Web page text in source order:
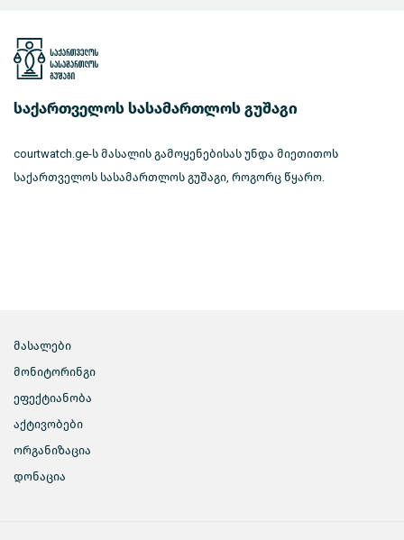
საქართველოს სასამართლოს გუშაგი
courtwatch.ge-ს მასალის გამოყენებისას უნდა მიეთითოს
საქართველოს სასამართლოს გუშაგი, როგორც წყარო.
მასალები
მონიტორინგი
ეფექტიანობა
აქტივობები
ორგანიზაცია
დონაცია